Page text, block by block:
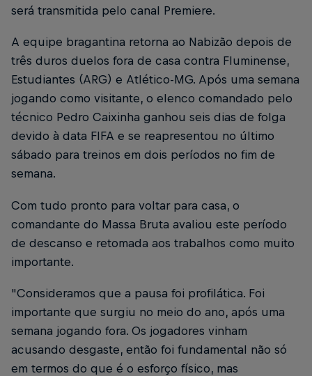
será transmitida pelo canal Premiere.
A equipe bragantina retorna ao Nabizão depois de
três duros duelos fora de casa contra Fluminense,
Estudiantes (ARG) e Atlético-MG. Após uma semana
jogando como visitante, o elenco comandado pelo
técnico Pedro Caixinha ganhou seis dias de folga
devido à data FIFA e se reapresentou no último
sábado para treinos em dois períodos no fim de
semana.
Com tudo pronto para voltar para casa, o
comandante do Massa Bruta avaliou este período
de descanso e retomada aos trabalhos como muito
importante.
"Consideramos que a pausa foi profilática. Foi
importante que surgiu no meio do ano, após uma
semana jogando fora. Os jogadores vinham
acusando desgaste, então foi fundamental não só
em termos do que é o esforço físico, mas